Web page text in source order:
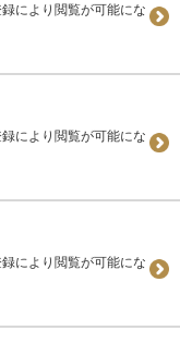
により閲覧が可能にな
により閲覧が可能にな
により閲覧が可能にな